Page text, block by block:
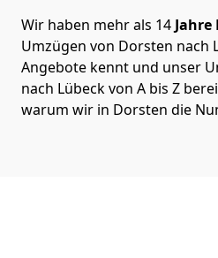
Wir haben mehr als 14
Umzügen von Dorsten nach
Angebote kennt und unser
nach Lübeck von A bis Z
warum wir in Dorsten die